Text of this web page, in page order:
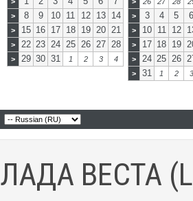
> 8 9 10 11 12 13 14
> 15 16 17 18 19 20 21
> 22 23 24 25 26 27 28
> 29 30 31 1 2 3 4
> 3 4 5 6
> 10 11 12
> 17 18 19
> 24 25 26
> 31 1 2 3
ЛАДА ВЕСТА